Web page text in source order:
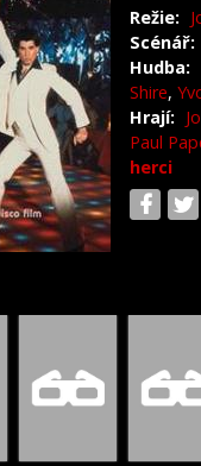
Režie:
Scénář:
Hudba:
Shire,
Hrají:
Paul
herci